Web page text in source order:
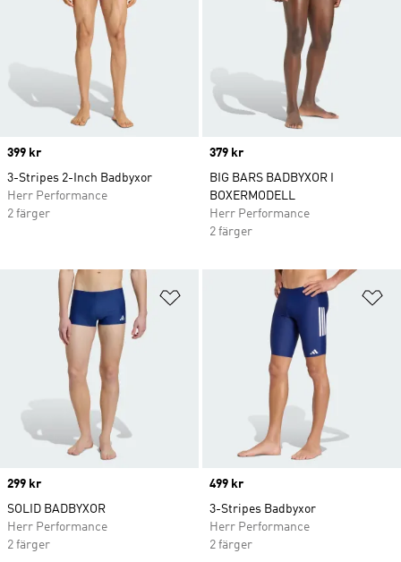
Price
399 kr
3-Stripes 2-Inch Badbyxor
Herr Performance
2 färger
Price
379 kr
BIG BARS BADBYXOR I
BOXERMODELL
Herr Performance
2 färger
Lägg till på önskelistan
Price
299 kr
SOLID BADBYXOR
Herr Performance
2 färger
Price
499 kr
3-Stripes Badbyxor
Herr Performance
2 färger